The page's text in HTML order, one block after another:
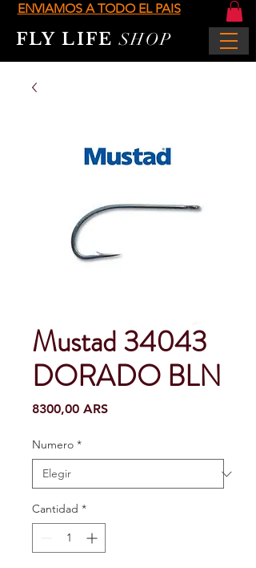
ENVIAMOS A TODO EL PAIS
FLY LIFESHOP
Mustad 34043
DORADO BLN
8300,00 ARSPrecio
Numero *
Cantidad *